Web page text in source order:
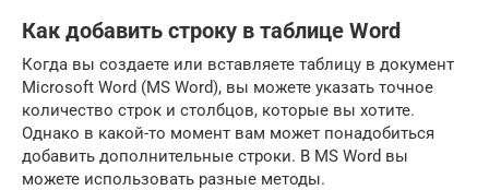
Как добавить строку в таблице Word
Когда вы создаете или вставляете таблицу в документ
Microsoft Word (MS Word), вы можете указать точное
количество строк и столбцов, которые вы хотите.
Однако в какой-то момент вам может понадобиться
добавить дополнительные строки. В MS Word вы
можете использовать разные методы.